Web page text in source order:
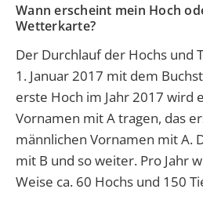
Wann erscheint mein Hoch
Wetterkarte?
Der Durchlauf der Hochs und
1. Januar 2017 mit dem
erste Hoch im Jahr 2017 wird
Vornamen mit A tragen, das
männlichen Vornamen mit A.
mit B und so weiter. Pro Jahr
Weise ca. 60 Hochs und 150